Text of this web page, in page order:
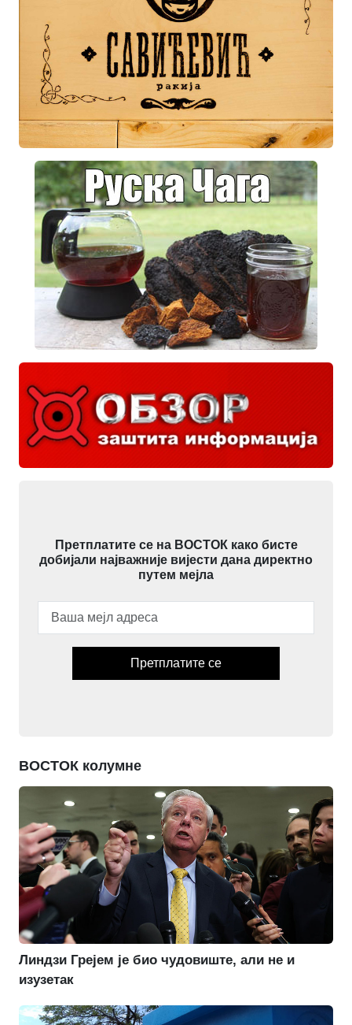
Претплатите се на ВОСТОК како бисте
добијали најважније вијести дана директно
путем мејла
Претплатите се
ВОСТОК колумне
Линдзи Грејем је био чудовиште, али не и
изузетак